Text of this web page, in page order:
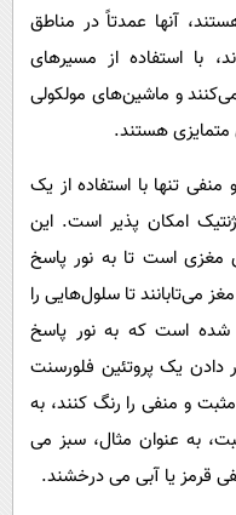
آنها عمدتاً در مناطق
با استفاده از مسیرهای
و ماشین‌های مولکولی
هستند.
تنها با استفاده از یک
امکان پذیر است. این
مغزی است تا به نور پاسخ
می‌تابانند تا سلول‌هایی را
شده است که به نور پاسخ
دادن یک پروتئین فلورسنت
و منفی را رنگ کنند، به
به عنوان مثال، سبز می
قرمز یا آبی می درخشند.